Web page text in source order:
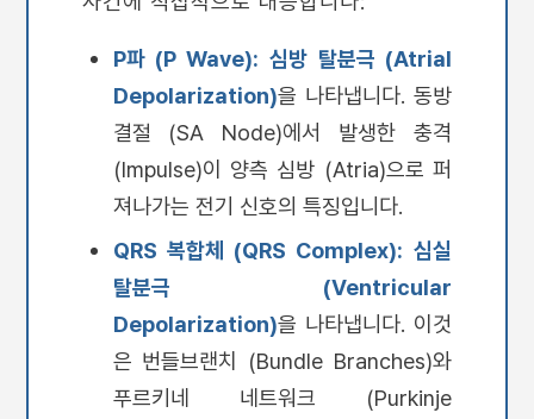
P파 (P Wave): 심방 탈분극 (Atrial
Depolarization)을 나타냅니다. 동방
결절 (SA Node)에서 발생한 충격
(Impulse)이 양측 심방 (Atria)으로 퍼
져나가는 전기 신호의 특징입니다.
QRS 복합체 (QRS Complex): 심실
탈분극 (Ventricular
Depolarization)을 나타냅니다. 이것
은 번들브랜치 (Bundle Branches)와
푸르키네 네트워크 (Purkinje